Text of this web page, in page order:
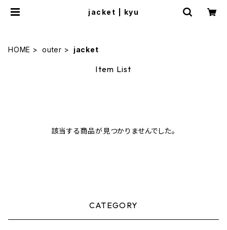
jacket | kyu
HOME outer jacket
Item List
該当する商品が見つかりませんでした。
CATEGORY